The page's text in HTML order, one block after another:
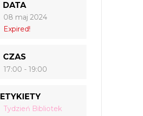
DATA
08 maj 2024
Expired!
CZAS
17:00 - 19:00
ETYKIETY
Tydzień Bibliotek